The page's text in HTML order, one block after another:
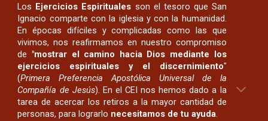
Los Ejercicios Espirituales son el tesoro que San
Ignacio comparte con la iglesia y con la humanidad.
En épocas difíciles y complicadas como las que
vivimos, nos reafirmamos en nuestro compromiso
de"mostrar el camino hacia Dios mediante los
ejercicios espirituales y el discernimiento"
(Primera Preferencia Apostólica Universal de la
Compañía de Jesús). En el CEI nos hemos dado a la
tarea de acercar los retiros a la mayor cantidad de
personas, para lograrlo necesitamos de tu ayuda.